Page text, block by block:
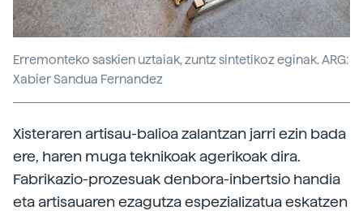
Erremonteko saskien uztaiak, zuntz sintetikoz eginak. ARG:
Xabier Sandua Fernandez
Xisteraren artisau-balioa zalantzan jarri ezin bada
ere, haren muga teknikoak agerikoak dira.
Fabrikazio-prozesuak denbora-inbertsio handia
eta artisauaren ezagutza espezializatua eskatzen